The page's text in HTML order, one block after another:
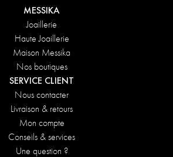
MESSIKA
Joaillerie
Haute Joaillerie
Maison Messika
Nos boutiques
SERVICE CLIENT
Nous contacter
Livraison & retours
Mon compte
Conseils & services
Une question ?